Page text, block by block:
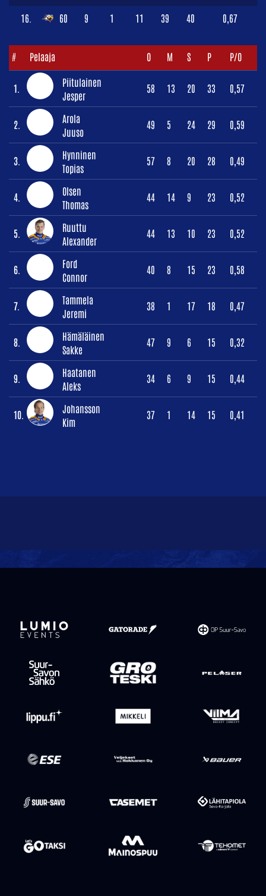
16. 60 9 1 11 39 40 0,67
# Pelaaja O M S P P/O
1.
Piitulainen
Jesper
58 13 20 33 0,57
2.
Arola
Juuso
49 5 24 29 0,59
3.
Hynninen
Topias
57 8 20 28 0,49
4.
Olsen
Thomas
44 14 9 23 0,52
5.
Ruuttu
Alexander
44 13 10 23 0,52
6.
Ford
Connor
40 8 15 23 0,58
7.
Tammela
Jeremi
38 1 17 18 0,47
8.
Hämäläinen
Sakke
47 9 6 15 0,32
9.
Haatanen
Aleks
34 6 9 15 0,44
10.
Johansson
Kim
37 1 14 15 0,41